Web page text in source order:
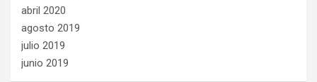
abril 2020
agosto 2019
julio 2019
junio 2019